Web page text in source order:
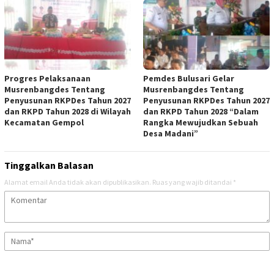
Progres Pelaksanaan
Musrenbangdes Tentang
Penyusunan RKPDes Tahun 2027
dan RKPD Tahun 2028 di Wilayah
Kecamatan Gempol
Pemdes Bulusari Gelar
Musrenbangdes Tentang
Penyusunan RKPDes Tahun 2027
dan RKPD Tahun 2028 “Dalam
Rangka Mewujudkan Sebuah
Desa Madani”
Tinggalkan Balasan
Alamat email Anda tidak akan dipublikasikan. Ruas yang wajib ditandai *